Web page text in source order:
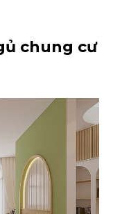
chung cư